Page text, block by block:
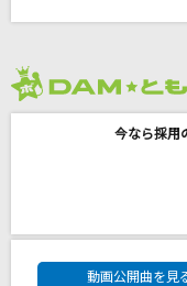
六兆年と一夜物語
[生音
今なら採用
DAM★と
動画公開曲を見